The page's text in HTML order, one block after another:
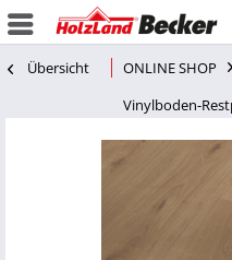
Übersicht ONLINE SHOP
Vinylboden-